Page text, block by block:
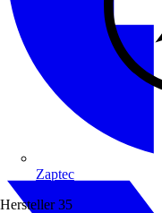
Zaptec
Hersteller 35